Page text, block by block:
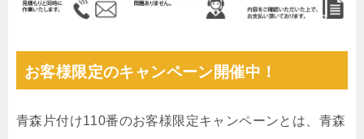
お客様限定のキャンペーン開催中！
青森片付け110番のお客様限定キャンペーンとは、青森